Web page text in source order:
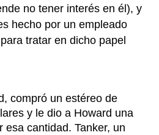
no tener interés en él), y
hecho por un empleado
tratar en dicho papel
compró un estéreo de
y le dio a Howard una
esa cantidad. Tanker, un